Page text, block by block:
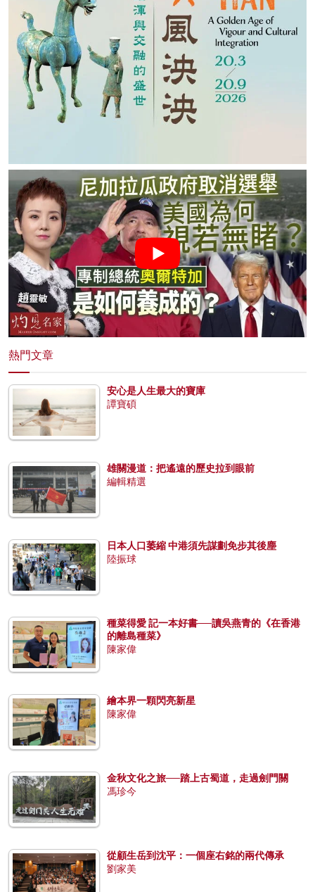
熱門文章
安心是人生最大的寶庫
譚寶碩
雄關漫道：把遙遠的歷史拉到眼前
編輯精選
日本人口萎縮 中港須先謀劃免步其後塵
陸振球
種菜得愛 記一本好書──讀吳燕青的《在香港
的離島種菜》
陳家偉
繪本界一顆閃亮新星
陳家偉
金秋文化之旅──踏上古蜀道，走過劍門關
馮珍今
從顧生岳到沈平：一個座右銘的兩代傳承
劉家美